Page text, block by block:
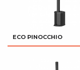
ECO PINOCCHIO